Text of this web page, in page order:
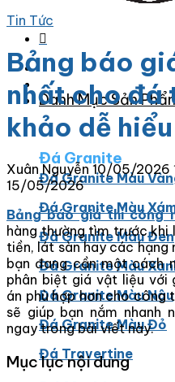
Danh Mục Sản
Đá Granite
Đá Granite Màu
Đá Granite Màu
Đá Granite Màu Đen
Đá Granite Màu
Đá Granite Màu Nâu
Đá Granite Màu Đỏ
Đá Travertine
Tin Tức
Bảng báo
nhất cho đá
khảo dễ hiểu
Xuân Nguyễn 10/05/2026
15/05/2026
Bảng báo giá thi công
hàng thường tìm trước
tiền, lát sàn hay các hạng
bạn đang cần một cách
phân biệt giá vật liệu với
án phù hợp hơn cho công
sẽ giúp bạn nắm nhanh
ngay trong bài viết này.
Mục lục nội dung